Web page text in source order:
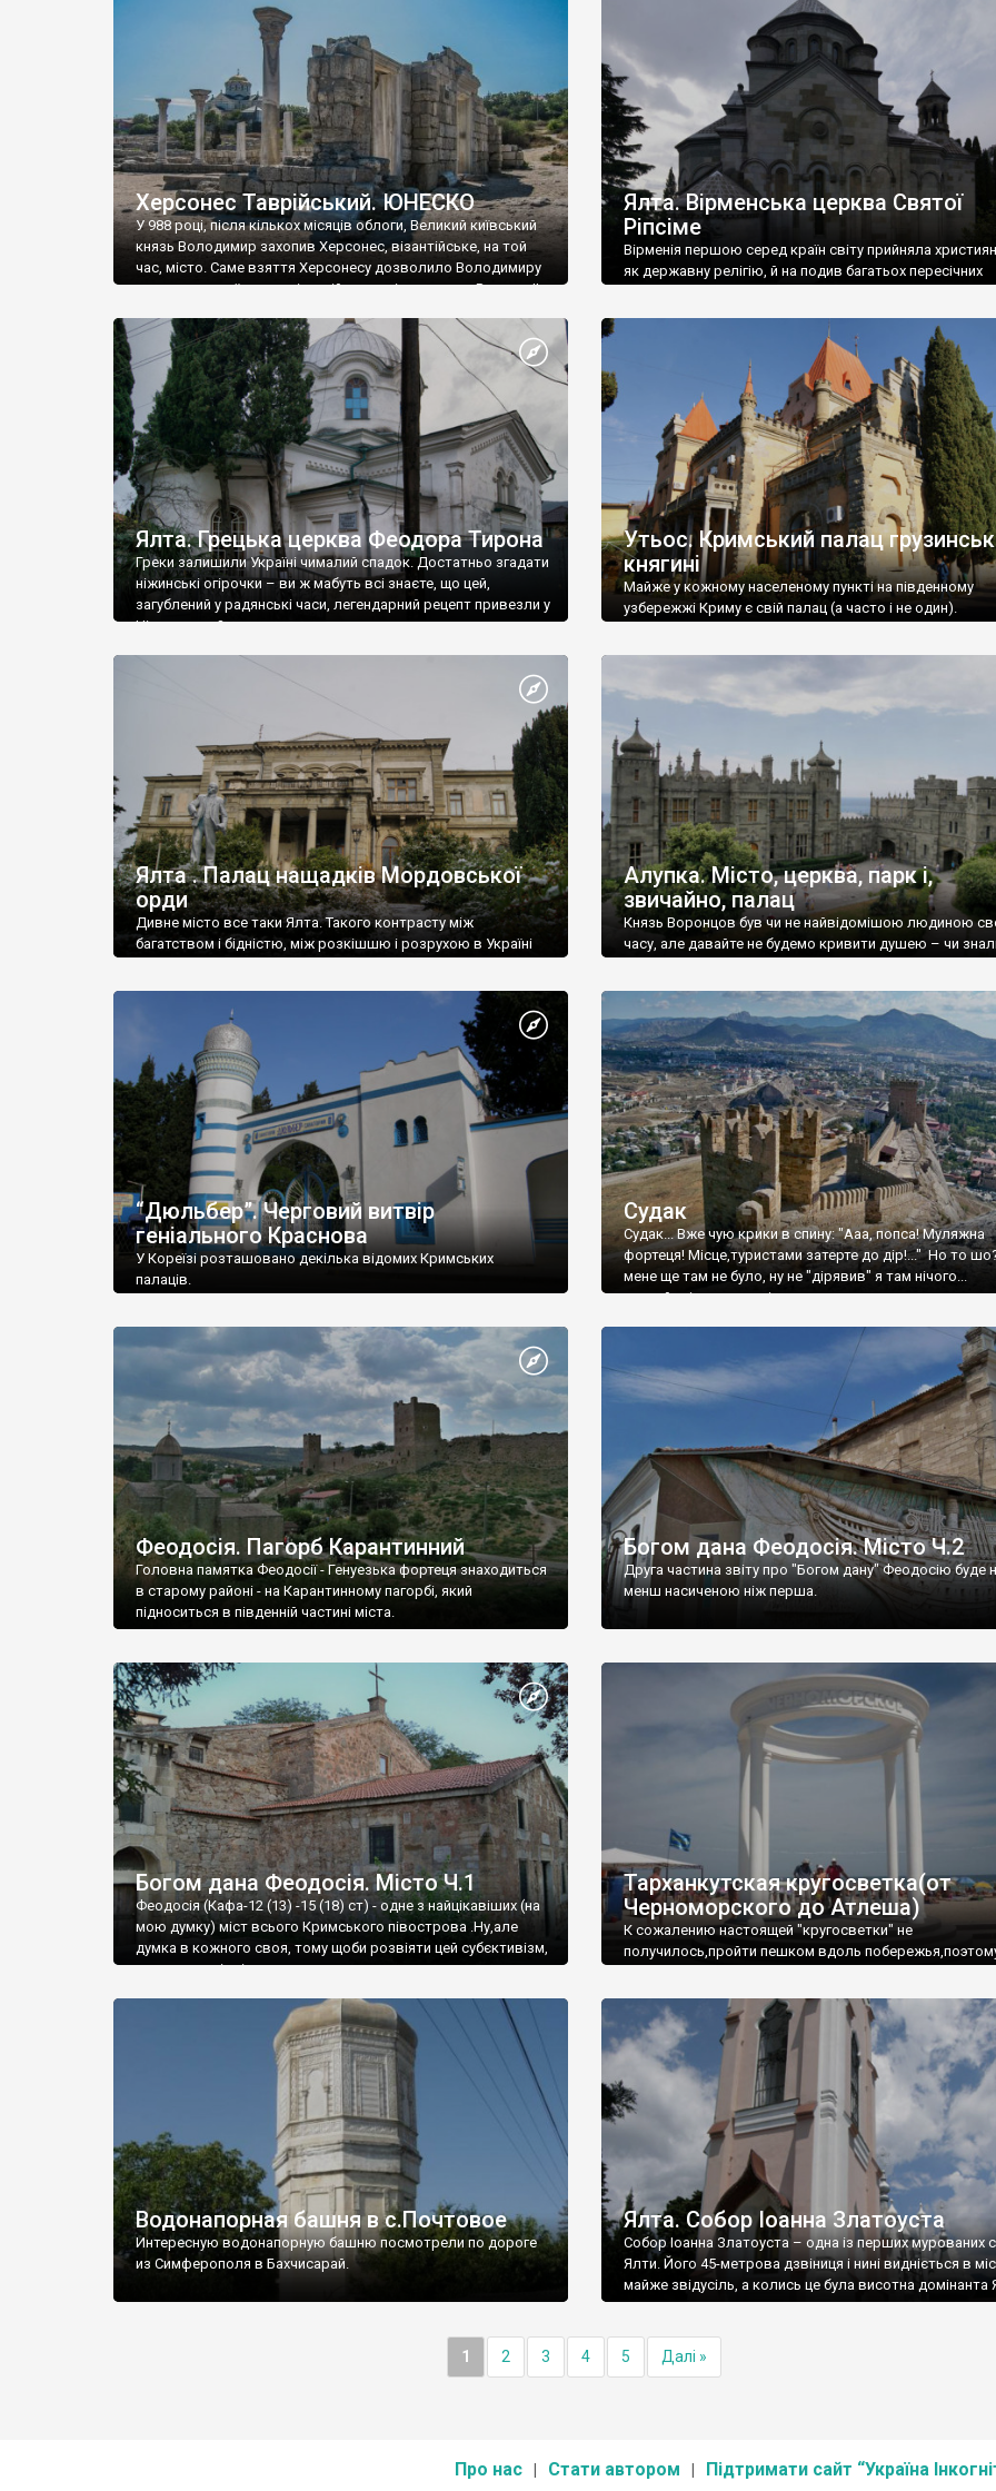
візантійської доби. Раритети викрадені з фондів об’єкту
культурної спадщини ЮНЕСКО «Херсонеса Таврійського».
Офіційно – на виставку «Золото Візантії», але експерти та
влада в Україні вважають це лише […]
називаються «повстяками» (postaki)…” “Вино. Крим
виробляє відмінне вино і його вдосталь: воно все
легке біле і дуже […]
Херсонес Таврійський. ЮНЕСКО
У 988 році, після кількох місяців облоги, Великий київський
князь Володимир захопив Херсонес, візантійське, на той
час, місто. Саме взяття Херсонесу дозволило Володимиру
диктувати свої умови візантійському імператору Василю ІІ,
Херсонесі Володимир-язичник, став Василем-
християнином. А потім було Хрещення Русі. На честь
Херсонесу Таврійського названо місто […]
Ялта. Вірменська церква Святої
Ріпсіме
Вірменія першою серед країн світу прийняла
як державну релігію, й на подив багатьох пересічних
Ялта. Грецька церква Феодора Тирона
Греки залишили Україні чималий спадок. Достатньо згадати
ніжинські огірочки – ви ж мабуть всі знаєте, що цей,
загублений у радянські часи, легендарний рецепт привезли у
Ніжин греки?
Утьос. Кримський палац
княгині
Майже у кожному населеному пункті на південному
узбережжі Криму є свій палац (а часто і не один).
Ялта . Палац нащадків Мордовської
орди
Дивне місто все таки Ялта. Такого контрасту між
багатством і бідністю, між розкішшю і розрухою в Україні
Алупка. Місто, церква, парк і,
звичайно, палац
Князь Воронцов був чи не найвідомішою людиною
часу, але давайте не будемо кривити душею – чи
“Дюльбер”. Черговий витвір
геніального Краснова
У Кореїзі розташовано декілька відомих Кримських
палаців.
Судак
Судак... Вже чую крики в спину: "Ааа, попса! Муляжна
фортеця! Місце,туристами затерте до дір!..." Но то
мене ще там не було, ну не "дірявив" я там нічого...
принаймні до цього літа.
Феодосія. Пагорб Карантинний
Головна памятка Феодосії - Генуезька фортеця знаходиться
в старому районі - на Карантинному пагорбі, який
підноситься в південній частині міста.
Богом дана Феодосія. Місто Ч.2
Друга частина звіту про "Богом дану" Феодосію буде
менш насиченою ніж перша.
Богом дана Феодосія. Місто Ч.1
Феодосія (Кафа-12 (13) -15 (18) ст) - одне з найцікавіших (на
мою думку) міст всього Кримського півострова .Ну,але
думка в кожного своя, тому щоби розвіяти цей субєктивізм,
запрошую відвідати це
Тарханкутская кругосветка(от
Черноморского до Атлеша)
К сожалению настоящей "кругосветки" не
получилось,пройти пешком вдоль
Водонапорная башня в с.Почтовое
Интересную водонапорную башню посмотрели по дороге
из Симферополя в Бахчисарай.
Ялта. Собор Іоанна Златоуста
Собор Іоанна Златоуста – одна із перших мурованих
Ялти. Його 45-метрова дзвіниця і нині видніється в
майже звідусіль, а колись це була висотна домінанта
1 2 3 4 5 Далі »
Про нас Стати автором Підтримати сайт “Україна